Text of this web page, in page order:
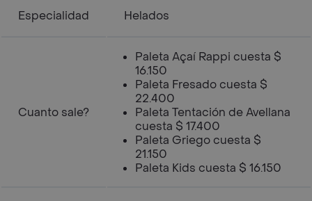
Especialidad Helados
Cuanto sale?
Paleta Açaí Rappi cuesta $
16.150
Paleta Fresado cuesta $
22.400
Paleta Tentación de Avellana
cuesta $ 17.400
Paleta Griego cuesta $
21.150
Paleta Kids cuesta $ 16.150